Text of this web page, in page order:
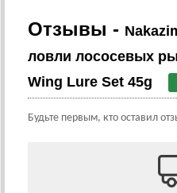
Отзывы -
ловли лососевых
Wing Lure Set 45g
Будьте первым, кто оставил